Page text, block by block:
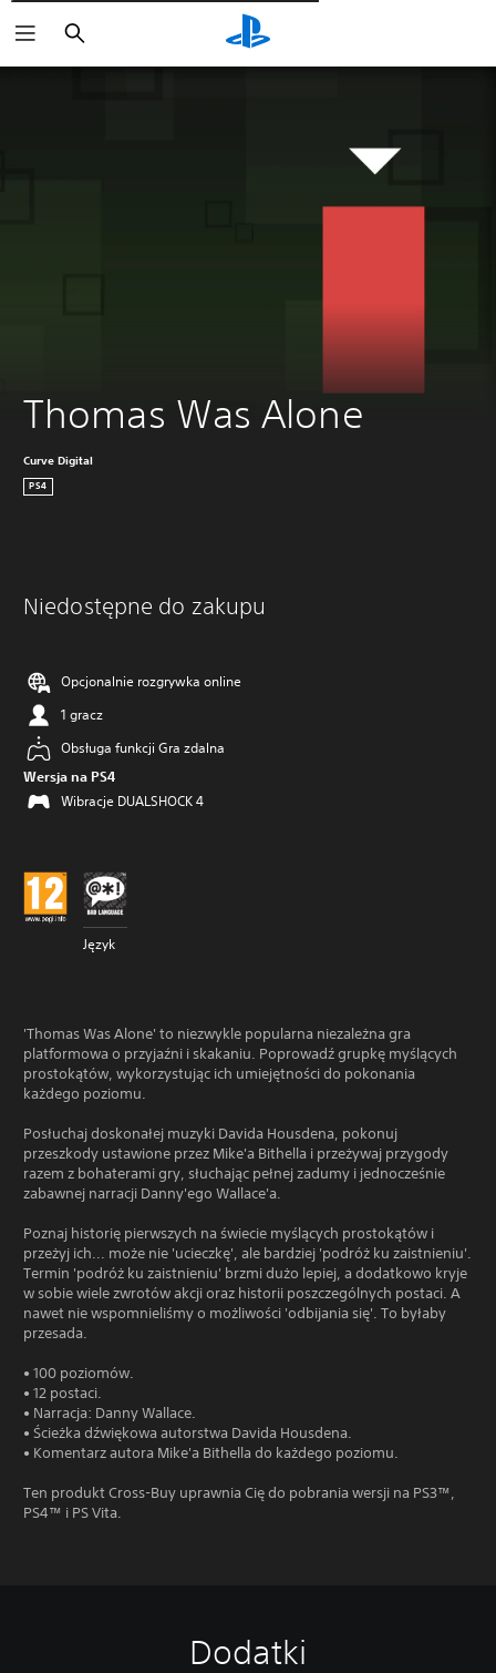
Wyszukaj
Thomas Was Alone
Curve Digital
PS4
Niedostępne do zakupu
Opcjonalnie rozgrywka online
1 gracz
Obsługa funkcji Gra zdalna
Wersja na PS4
Wibracje DUALSHOCK 4
Język
'Thomas Was Alone' to niezwykle popularna niezależna gra
platformowa o przyjaźni i skakaniu. Poprowadź grupkę myślących
prostokątów, wykorzystując ich umiejętności do pokonania
każdego poziomu.
Posłuchaj doskonałej muzyki Davida Housdena, pokonuj
przeszkody ustawione przez Mike'a Bithella i przeżywaj przygody
razem z bohaterami gry, słuchając pełnej zadumy i jednocześnie
zabawnej narracji Danny'ego Wallace'a.
Poznaj historię pierwszych na świecie myślących prostokątów i
przeżyj ich... może nie 'ucieczkę', ale bardziej 'podróż ku zaistnieniu'.
Termin 'podróż ku zaistnieniu' brzmi dużo lepiej, a dodatkowo kryje
w sobie wiele zwrotów akcji oraz historii poszczególnych postaci. A
nawet nie wspomnieliśmy o możliwości 'odbijania się'. To byłaby
przesada.
• 100 poziomów.
• 12 postaci.
• Narracja: Danny Wallace.
• Ścieżka dźwiękowa autorstwa Davida Housdena.
• Komentarz autora Mike'a Bithella do każdego poziomu.
Ten produkt Cross-Buy uprawnia Cię do pobrania wersji na PS3™,
PS4™ i PS Vita.
Dodatki